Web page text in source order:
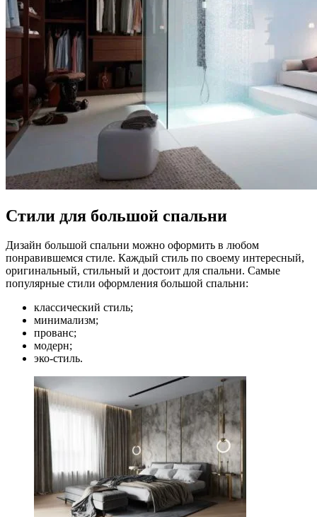
Стили для большой спальни
Дизайн большой спальни можно оформить в любом
понравившемся стиле. Каждый стиль по своему интересный,
оригинальный, стильный и достоит для спальни. Самые
популярные стили оформления большой спальни:
классический стиль;
минимализм;
прованс;
модерн;
эко-стиль.